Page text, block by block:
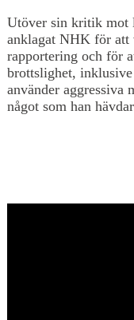
Utöver sin kritik mot
anklagat NHK för
rapportering och för
brottslighet,
använder aggressiva
något som han